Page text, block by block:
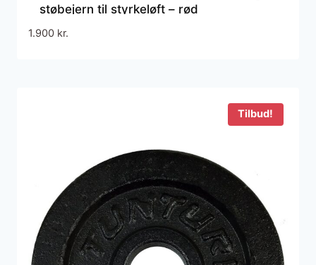
støbejern til styrkeløft – rød
1.900 kr.
Tilbud!